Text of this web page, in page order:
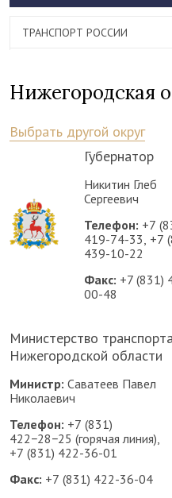
Нижегородская
Выбрать другой округ
Губернатор
Никитин Глеб
Сергеевич
Телефон: +7
419-74-33, +7
439-10-22
Факс: +7 (831)
00-48
Министерство
Нижегородской области
Министр: Саватеев Павел
Николаевич
Телефон: +7 (831)
422−28−25 (горячая линия),
+7 (831) 422-36-01
Факс: +7 (831) 422-36-04
ТРАНСПОРТ РОССИИ